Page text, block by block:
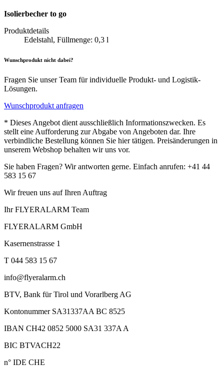
Isolierbecher to go
Produktdetails
Edelstahl, Füllmenge: 0,3 l
Wunschprodukt nicht dabei?
Fragen Sie unser Team für individuelle Produkt- und Logistik-
Lösungen.
Wunschprodukt anfragen
* Dieses Angebot dient ausschließlich Informationszwecken. Es
stellt eine Aufforderung zur Abgabe von Angeboten dar. Ihre
verbindliche Bestellung können Sie hier tätigen. Preisänderungen in
unserem Webshop behalten wir uns vor.
Sie haben Fragen? Wir antworten gerne. Einfach anrufen: +41 44
583 15 67
Wir freuen uns auf Ihren Auftrag
Ihr FLYERALARM Team
FLYERALARM GmbH
Kasernenstrasse 1
T 044 583 15 67
info@flyeralarm.ch
BTV, Bank für Tirol und Vorarlberg AG
Kontonummer SA31337AA BC 8525
IBAN CH42 0852 5000 SA31 337A A
BIC BTVACH22
n° IDE CHE